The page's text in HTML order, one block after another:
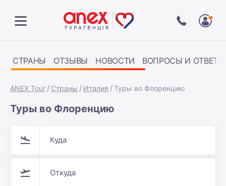
СТРАНЫ ОТЗЫВЫ НОВОСТИ ВОПРОСЫ И ОТВЕТЫ
ANEX Tour Страны Италия Туры во Флоренцию
Туры во Флоренцию
Куда
Откуда